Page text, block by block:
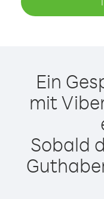
Ein
mit
Sobald